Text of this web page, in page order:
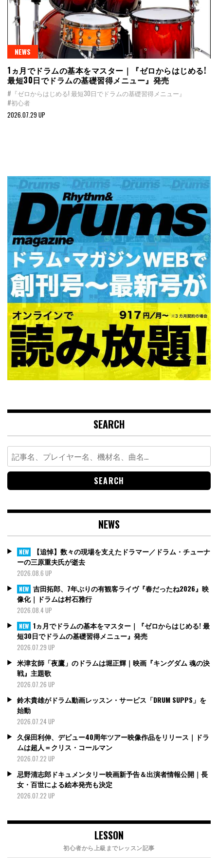
NEWS
1ヵ月でドラムの基本をマスター｜『ゼロからはじめる!
最短30日でドラムの基礎習得メニュー』発売
#『ゼロからはじめる! 最短30日でドラムの基礎習得メニュー』
#初心者
2026.07.29 UP
SEARCH
Search
for:
NEWS
NEW
【追悼】数々の現場を支えたドラマー／ドラム・チューナ
ーの三原重夫氏が逝去
2026.08.6 UP
NEW 吉田拓郎、7年ぶりの有観客ライヴ『春だったね2026』映
像化｜ドラムは村石雅行
2026.08.4 UP
NEW 1ヵ月でドラムの基本をマスター｜『ゼロからはじめる! 最
短30日でドラムの基礎習得メニュー』発売
2026.07.29 UP
米津玄師「夜鷹」のドラムは堀正輝｜映画『キングダム 魂の決
戦』主題歌
2026.07.26 UP
鈴木貴雄がドラム動画レッスン・サービス「DRUM SUPPS」を
始動
2026.07.24 UP
久保田利伸、デビュー40周年ツアー映像作品をリリース｜ドラ
ムは超人＝クリス・コールマン
2026.07.22 UP
忌野清志郎ドキュメンタリー映画新予告＆出演者情報公開｜長
女・百世による絵本発売も決定
2026.07.22 UP
LESSON
初心者から上級までレッスン記事